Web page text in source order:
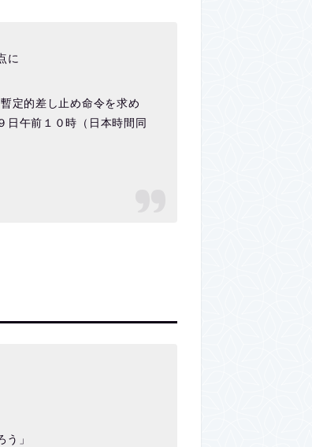
に
定的差し止め命令を求め
日午前１０時（日本時間同
」